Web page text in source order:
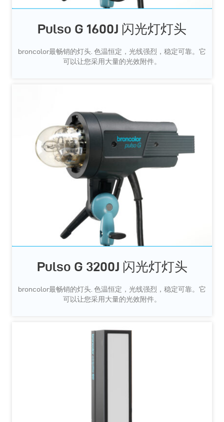
Pulso G 1600J 闪光灯灯头
broncolor最畅销的灯头. 色温恒定，光线强烈，稳定可靠。它
可以让您采用大量的光效附件。
Pulso G 3200J 闪光灯灯头
broncolor最畅销的灯头. 色温恒定，光线强烈，稳定可靠。它
可以让您采用大量的光效附件。